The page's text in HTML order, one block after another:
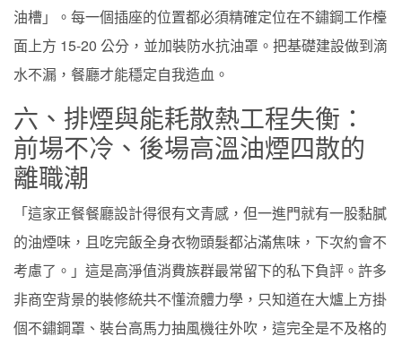
油槽」。每一個插座的位置都必須精確定位在不鏽鋼工作檯
面上方 15-20 公分，並加裝防水抗油罩。把基礎建設做到滴
水不漏，餐廳才能穩定自我造血。
六、排煙與能耗散熱工程失衡：
前場不冷、後場高溫油煙四散的
離職潮
「這家正餐餐廳設計得很有文青感，但一進門就有一股黏膩
的油煙味，且吃完飯全身衣物頭髮都沾滿焦味，下次約會不
考慮了。」這是高淨值消費族群最常留下的私下負評。許多
非商空背景的裝修統共不懂流體力學，只知道在大爐上方掛
個不鏽鋼罩、裝台高馬力抽風機往外吹，這完全是不及格的